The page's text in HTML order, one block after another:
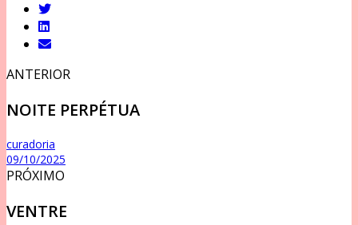
ANTERIOR
NOITE PERPÉTUA
curadoria
09/10/2025
PRÓXIMO
VENTRE